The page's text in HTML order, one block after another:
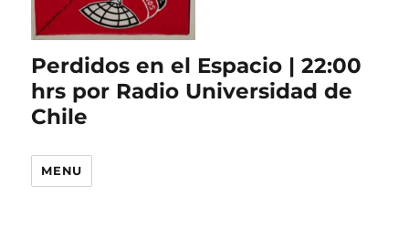
Perdidos en el Espacio | 22:00
hrs por Radio Universidad de
Chile
MENU